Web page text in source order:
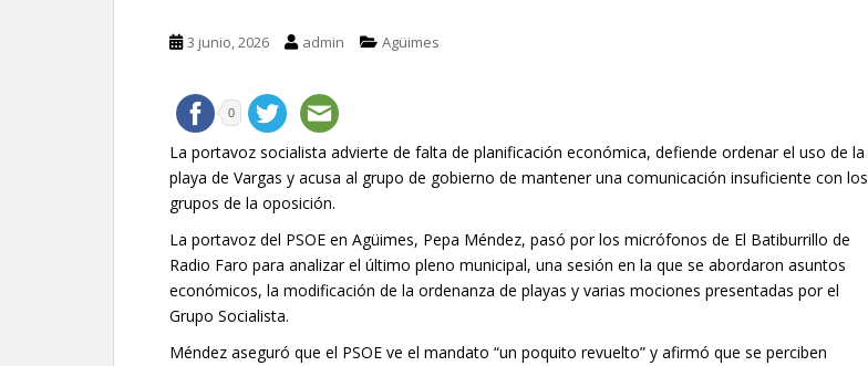
3 junio, 2026 admin Agüimes
0
La portavoz socialista advierte de falta de planificación económica, defiende ordenar el uso de la
playa de Vargas y acusa al grupo de gobierno de mantener una comunicación insuficiente con los
grupos de la oposición.
La portavoz del PSOE en Agüimes, Pepa Méndez, pasó por los micrófonos de El Batiburrillo de
Radio Faro para analizar el último pleno municipal, una sesión en la que se abordaron asuntos
económicos, la modificación de la ordenanza de playas y varias mociones presentadas por el
Grupo Socialista.
Méndez aseguró que el PSOE ve el mandato “un poquito revuelto” y afirmó que se perciben